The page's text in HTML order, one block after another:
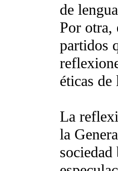
de
Por otra,
partidos
éticas
La
la